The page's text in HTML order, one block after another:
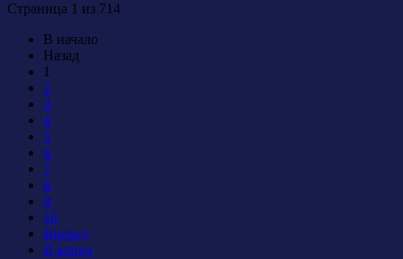
Страница 1 из 714
В начало
Назад
1
2
3
4
5
6
7
8
9
10
Вперед
В конец